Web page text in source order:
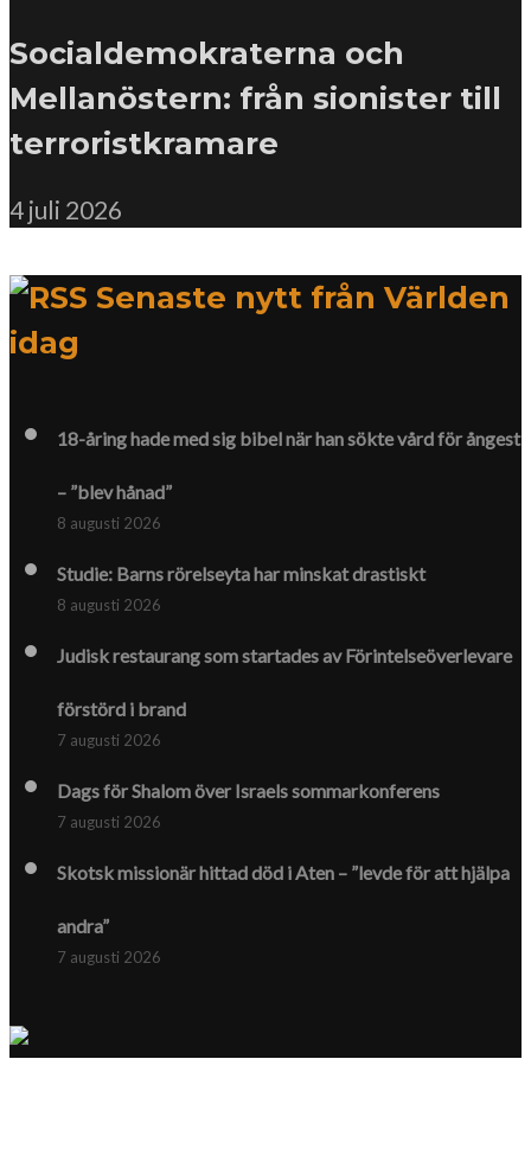
Socialdemokraterna och
Mellanöstern: från sionister till
terroristkramare
4 juli 2026
Senaste nytt från Världen
idag
18-åring hade med sig bibel när han sökte vård för ångest
– ”blev hånad”
8 augusti 2026
Studie: Barns rörelseyta har minskat drastiskt
8 augusti 2026
Judisk restaurang som startades av Förintelse­överlevare
förstörd i brand
7 augusti 2026
Dags för Shalom över Israels sommarkonferens
7 augusti 2026
Skotsk missionär hittad död i Aten – ”levde för att hjälpa
andra”
7 augusti 2026